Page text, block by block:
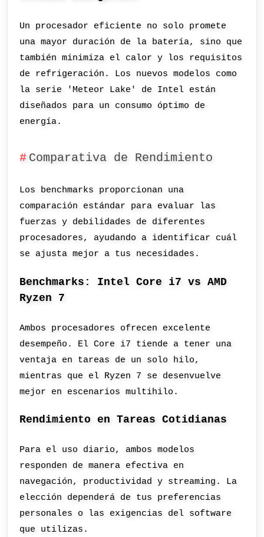
Un procesador eficiente no solo promete
una mayor duración de la batería, sino que
también minimiza el calor y los requisitos
de refrigeración. Los nuevos modelos como
la serie 'Meteor Lake' de Intel están
diseñados para un consumo óptimo de
energía.
Comparativa de Rendimiento
Los benchmarks proporcionan una
comparación estándar para evaluar las
fuerzas y debilidades de diferentes
procesadores, ayudando a identificar cuál
se ajusta mejor a tus necesidades.
Benchmarks: Intel Core i7 vs AMD
Ryzen 7
Ambos procesadores ofrecen excelente
desempeño. El Core i7 tiende a tener una
ventaja en tareas de un solo hilo,
mientras que el Ryzen 7 se desenvuelve
mejor en escenarios multihilo.
Rendimiento en Tareas Cotidianas
Para el uso diario, ambos modelos
responden de manera efectiva en
navegación, productividad y streaming. La
elección dependerá de tus preferencias
personales o las exigencias del software
que utilizas.